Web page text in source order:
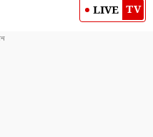
LIVE TV